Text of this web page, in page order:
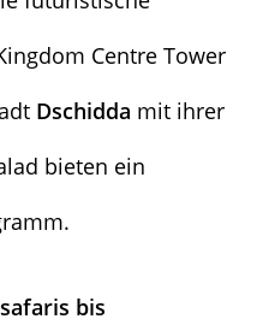
Centre Tower
Dschidda mit ihrer
bieten ein
bis